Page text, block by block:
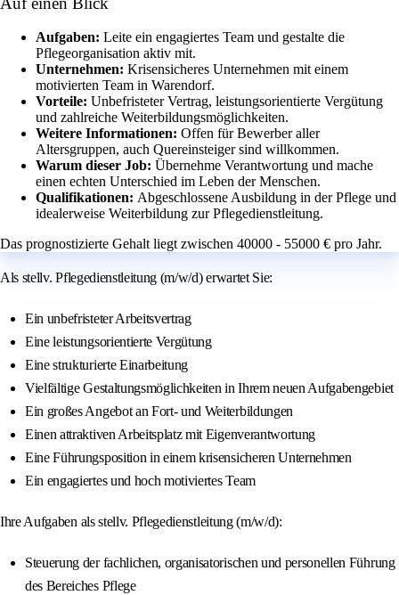
Aufgaben: Leite ein engagiertes Team und gestalte die
Pflegeorganisation aktiv mit.
Unternehmen: Krisensicheres Unternehmen mit einem
motivierten Team in Warendorf.
Vorteile: Unbefristeter Vertrag, leistungsorientierte Vergütung
und zahlreiche Weiterbildungsmöglichkeiten.
Weitere Informationen: Offen für Bewerber aller
Altersgruppen, auch Quereinsteiger sind willkommen.
Warum dieser Job: Übernehme Verantwortung und mache
einen echten Unterschied im Leben der Menschen.
Qualifikationen: Abgeschlossene Ausbildung in der Pflege und
idealerweise Weiterbildung zur Pflegedienstleitung.
Das prognostizierte Gehalt liegt zwischen 40000 - 55000 € pro Jahr.
Als stellv. Pflegedienstleitung (m/w/d) erwartet Sie:
Ein unbefristeter Arbeitsvertrag
Eine leistungsorientierte Vergütung
Eine strukturierte Einarbeitung
Vielfältige Gestaltungsmöglichkeiten in Ihrem neuen Aufgabengebiet
Ein großes Angebot an Fort- und Weiterbildungen
Einen attraktiven Arbeitsplatz mit Eigenverantwortung
Eine Führungsposition in einem krisensicheren Unternehmen
Ein engagiertes und hoch motiviertes Team
Ihre Aufgaben als stellv. Pflegedienstleitung (m/w/d):
Steuerung der fachlichen, organisatorischen und personellen Führung
des Bereiches Pflege